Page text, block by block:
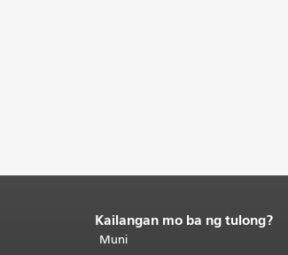
Katapusan
ng
Kailangan mo ba ng tulong?
Muni